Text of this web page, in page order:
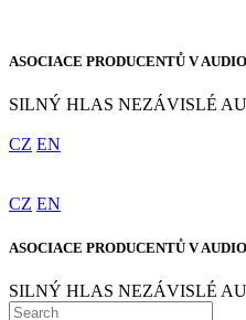
ASOCIACE PRODUCENTŮ V
SILNÝ HLAS NEZÁVISLÉ
CZ EN
CZ EN
ASOCIACE PRODUCENTŮ V
SILNÝ HLAS NEZÁVISLÉ